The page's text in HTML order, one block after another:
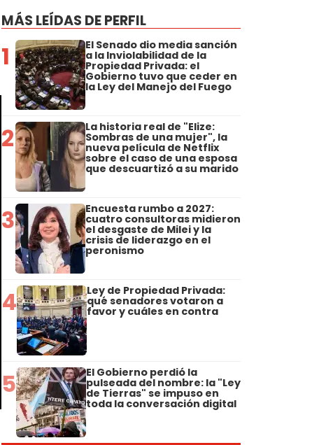
MÁS LEÍDAS DE PERFIL
1 El Senado dio media sanción
a la Inviolabilidad de la
Propiedad Privada: el
Gobierno tuvo que ceder en
la Ley del Manejo del Fuego
2 La historia real de "Elize:
Sombras de una mujer", la
nueva película de Netflix
sobre el caso de una esposa
que descuartizó a su marido
3 Encuesta rumbo a 2027:
cuatro consultoras midieron
el desgaste de Milei y la
crisis de liderazgo en el
peronismo
4 Ley de Propiedad Privada:
qué senadores votaron a
favor y cuáles en contra
5 El Gobierno perdió la
pulseada del nombre: la "Ley
de Tierras" se impuso en
toda la conversación digital